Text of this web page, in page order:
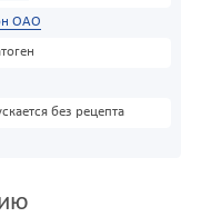
ОАО
без рецепта